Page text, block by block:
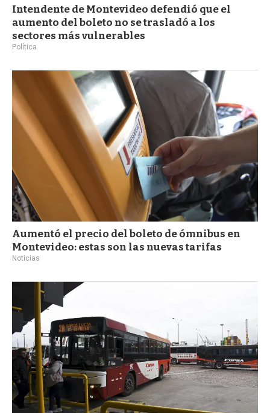
Intendente de Montevideo defendió que el
aumento del boleto no se trasladó a los
sectores más vulnerables
Política
Aumentó el precio del boleto de ómnibus en
Montevideo: estas son las nuevas tarifas
Noticias